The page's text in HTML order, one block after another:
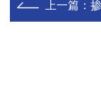
上一篇：